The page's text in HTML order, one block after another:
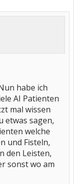
habe ich
AI Patienten
mal wissen
etwas sagen,
welche
und Fisteln,
den Leisten,
sonst wo am